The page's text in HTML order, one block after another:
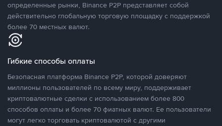
определенные рынки, Binance P2P представляет собой
действительно глобальную торговую площадку с поддержкой
более 70 местных валют.
Гибкие способы оплаты
Безопасная платформа Binance P2P, которой доверяют
миллионы пользователей по всему миру, поддерживает
криптовалютные сделки с использованием более 800
способов оплаты и более 70 фиатных валют. Ее пользователи
могут легко торговать криптовалютой с другими